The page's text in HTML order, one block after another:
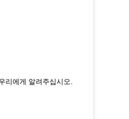
리에게 알려주십시오.